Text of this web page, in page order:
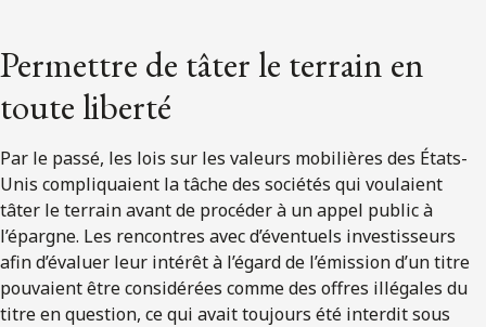
Permettre de tâter le terrain en
toute liberté
Par le passé, les lois sur les valeurs mobilières des États-
Unis compliquaient la tâche des sociétés qui voulaient
tâter le terrain avant de procéder à un appel public à
l’épargne. Les rencontres avec d’éventuels investisseurs
afin d’évaluer leur intérêt à l’égard de l’émission d’un titre
pouvaient être considérées comme des offres illégales du
titre en question, ce qui avait toujours été interdit sous